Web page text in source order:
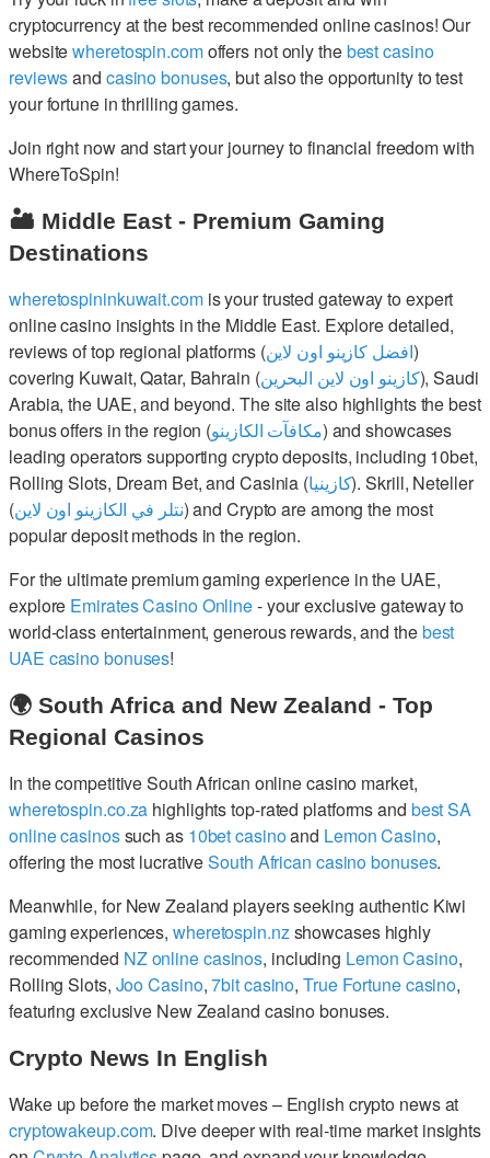
cryptocurrency at the best recommended online casinos! Our
websitewheretospin.comoffers not only thebest casino
reviewsand casino bonuses, but also the opportunity to test
your fortune in thrilling games.
Join right now and start your journey to financial freedom with
WhereToSpin!
🏜️ Middle East - Premium Gaming
Destinations
wheretospininkuwait.comis your trusted gateway to expert
online casino insights in the Middle East. Explore detailed,
reviews of top regional platforms (افضل كازينو اون لاين)
covering Kuwait, Qatar, Bahrain (كازينو اون لاين البحرين), Saudi
Arabia, the UAE, and beyond. The site also highlights the best
bonus offers in the region (مكافآت الكازينو) and showcases
leading operators supporting crypto deposits, including 10bet,
Rolling Slots, Dream Bet, and Casinia (كازينيا). Skrill, Neteller
(نتلر في الكازينو اون لاين) and Crypto are among the most
popular deposit methods in the region.
For the ultimate premium gaming experience in the UAE,
explore Emirates Casino Online- your exclusive gateway to
world-class entertainment, generous rewards, and thebest
UAE casino bonuses!
🌍 South Africa and New Zealand - Top
Regional Casinos
In the competitive South African online casino market,
wheretospin.co.za highlights top-rated platforms and best SA
online casinossuch as 10bet casinoand Lemon Casino,
offering the most lucrativeSouth African casino bonuses.
Meanwhile, for New Zealand players seeking authentic Kiwi
gaming experiences, wheretospin.nzshowcases highly
recommended NZ online casinos, including Lemon Casino,
Rolling Slots, Joo Casino,7bit casino,True Fortune casino,
featuring exclusive New Zealand casino bonuses.
Crypto News In English
Wake up before the market moves – English crypto news at
cryptowakeup.com. Dive deeper with real-time market insights